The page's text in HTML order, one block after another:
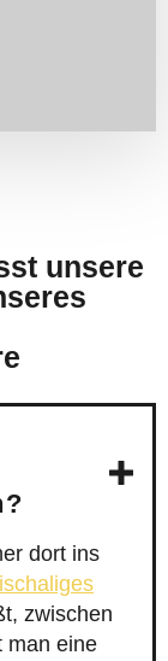
unsere
dort ins
zwischen
man eine